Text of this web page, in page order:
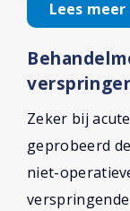
Lees meer
Zeker bij
geprobeerd
niet-